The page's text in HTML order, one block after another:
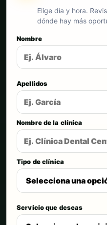
Elige día y hora.
dónde hay más
Nombre
Apellidos
Nombre de la clínica
Tipo de clínica
Servicio que deseas